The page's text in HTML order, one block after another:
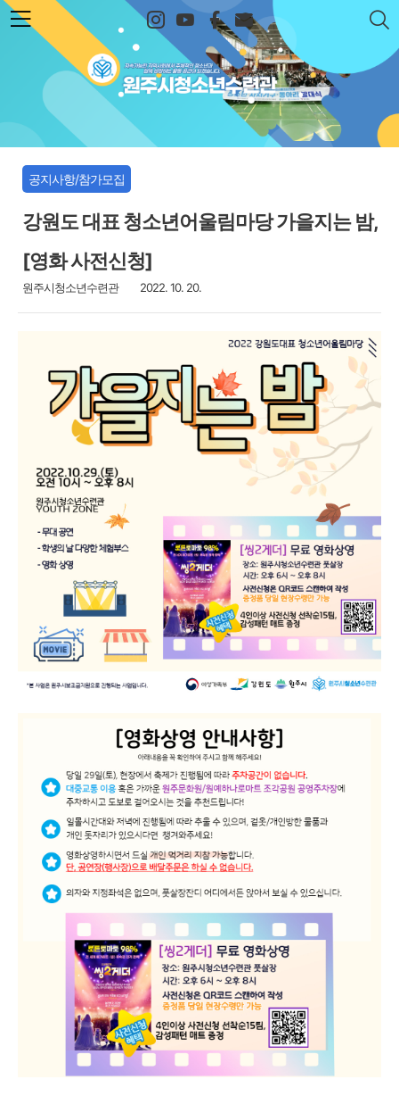
본문 바로가기
원주시청소년수련관
공지사항/참가모집
강원도 대표 청소년어울림마당 가을지는 밤,
[영화 사전신청]
원주시청소년수련관 2022. 10. 20.